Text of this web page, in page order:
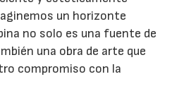
un horizonte
no solo es una fuente de
una obra de arte que
compromiso con la